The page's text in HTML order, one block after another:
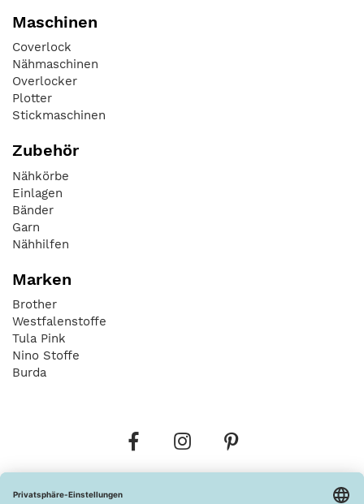
Maschinen
Coverlock
Nähmaschinen
Overlocker
Plotter
Stickmaschinen
Zubehör
Nähkörbe
Einlagen
Bänder
Garn
Nähhilfen
Marken
Brother
Westfalenstoffe
Tula Pink
Nino Stoffe
Burda